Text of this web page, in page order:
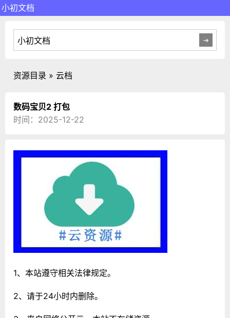
小初文档
资源目录 » 云档
数码宝贝2 打包
时间：2025-12-22
1、本站遵守相关法律规定。
2、请于24小时内删除。